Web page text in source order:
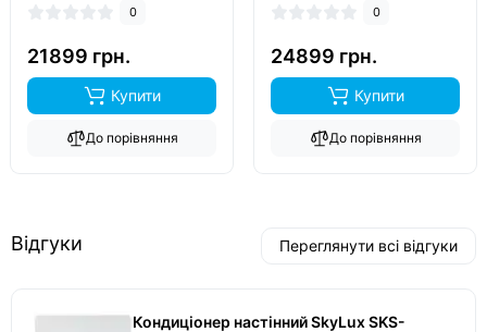
0
21899 грн.
Купити
До порівняння
0
24899 грн.
Купити
До порівняння
Відгуки Переглянути всі відгуки
Кондиціонер настінний SkyLux SKS-